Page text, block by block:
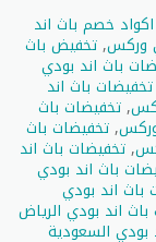
اكواد خصم باث اند
وركس, تخفيض باث
باث اند بودي
تخفيضات باث اند
, تخفيضات باث
, تخفيضات باث
, تخفيضات باث اند
باث اند بودي
باث اند بودي
اند بودي الرياض
بودي السعودية